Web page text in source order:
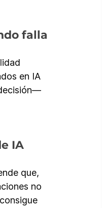
falla
en IA
IA
que,
no